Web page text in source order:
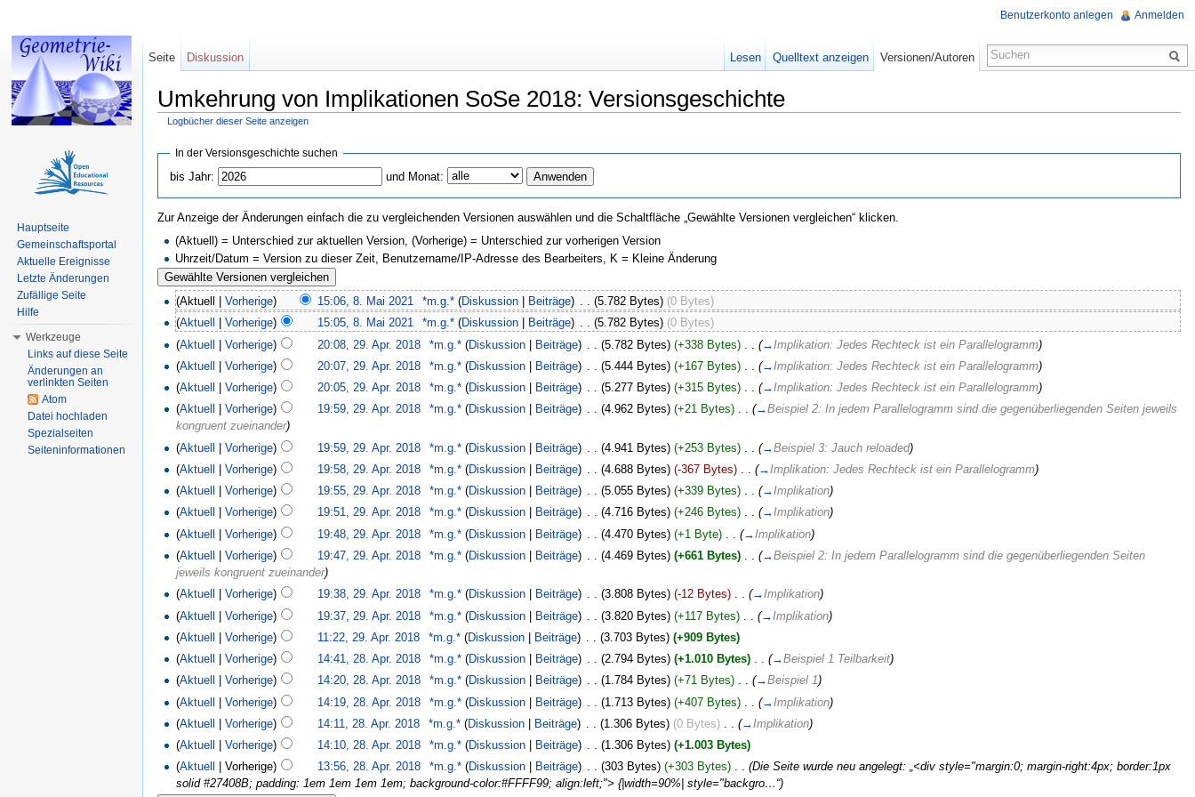
Umkehrung von Implikationen SoSe 2018: Versionsgeschichte
Logbücher dieser Seite anzeigen
In der Versionsgeschichte suchen
bis Jahr: und Monat:
Zur Anzeige der Änderungen einfach die zu vergleichenden Versionen auswählen und die Schaltfläche „Gewählte Versionen vergleichen“ klicken.
(Aktuell) = Unterschied zur aktuellen Version, (Vorherige) = Unterschied zur vorherigen Version
Uhrzeit/Datum = Version zu dieser Zeit, Benutzername/IP-Adresse des Bearbeiters, K = Kleine Änderung
(Aktuell |Vorherige) 15:06, 8. Mai 2021 *m.g.* (Diskussion| Beiträge) . . (5.782 Bytes) (0 Bytes)
(Aktuell |Vorherige) 15:05, 8. Mai 2021 *m.g.* (Diskussion| Beiträge) . . (5.782 Bytes) (0 Bytes)
(Aktuell |Vorherige) 20:08, 29. Apr. 2018 *m.g.* (Diskussion| Beiträge) (5.782 Bytes) (+338 Bytes) (→Implikation: Jedes Rechteck ist ein Parallelogramm)
(Aktuell |Vorherige) 20:07, 29. Apr. 2018 *m.g.* (Diskussion| Beiträge) (5.444 Bytes) (+167 Bytes) (→Implikation: Jedes Rechteck ist ein Parallelogramm)
(Aktuell |Vorherige) 20:05, 29. Apr. 2018 *m.g.* (Diskussion| Beiträge) . . (5.277 Bytes) (+315 Bytes) . . (→Implikation: Jedes Rechteck ist ein Parallelogramm)
(Aktuell |Vorherige) 19:59, 29. Apr. 2018 *m.g.* (Diskussion| Beiträge) . . (4.962 Bytes) (+21 Bytes) . . (→Beispiel 2: In jedem Parallelogramm sind die gegenüberliegenden Seiten jeweils
kongruent zueinander)
(Aktuell |Vorherige) 19:59, 29. Apr. 2018 *m.g.* (Diskussion| Beiträge) (4.941 Bytes) (+253 Bytes) (→Beispiel 3: Jauch reloaded)
(Aktuell |Vorherige) 19:58, 29. Apr. 2018 *m.g.* (Diskussion| Beiträge) (4.688 Bytes) (-367 Bytes) (→Implikation: Jedes Rechteck ist ein Parallelogramm)
(Aktuell |Vorherige) 19:55, 29. Apr. 2018 *m.g.* (Diskussion| Beiträge) . . (5.055 Bytes) (+339 Bytes) . . (→Implikation)
(Aktuell |Vorherige) 19:51, 29. Apr. 2018 *m.g.* (Diskussion| Beiträge) . . (4.716 Bytes) (+246 Bytes) . . (→Implikation)
(Aktuell |Vorherige) 19:48, 29. Apr. 2018 *m.g.* (Diskussion| Beiträge) (4.470 Bytes) (+1 Byte) (→Implikation)
(Aktuell |Vorherige) 19:47, 29. Apr. 2018 *m.g.* (Diskussion| Beiträge) . . (4.469 Bytes) (+661 Bytes) . . (→Beispiel 2: In jedem Parallelogramm sind die gegenüberliegenden Seiten
jeweils kongruent zueinander)
(Aktuell |Vorherige) 19:38, 29. Apr. 2018 *m.g.* (Diskussion| Beiträge) . . (3.808 Bytes) (-12 Bytes) . . (→Implikation)
(Aktuell |Vorherige) 19:37, 29. Apr. 2018 *m.g.* (Diskussion| Beiträge) (3.820 Bytes) (+117 Bytes) (→Implikation)
(Aktuell |Vorherige) 11:22, 29. Apr. 2018 *m.g.* (Diskussion| Beiträge) (3.703 Bytes) (+909 Bytes)
(Aktuell |Vorherige) 14:41, 28. Apr. 2018 *m.g.* (Diskussion| Beiträge) . . (2.794 Bytes) (+1.010 Bytes) . . (→Beispiel 1 Teilbarkeit)
(Aktuell |Vorherige) 14:20, 28. Apr. 2018 *m.g.* (Diskussion| Beiträge) . . (1.784 Bytes) (+71 Bytes) . . (→Beispiel 1)
(Aktuell |Vorherige) 14:19, 28. Apr. 2018 *m.g.* (Diskussion| Beiträge) (1.713 Bytes) (+407 Bytes) (→Implikation)
(Aktuell |Vorherige) 14:11, 28. Apr. 2018 *m.g.* (Diskussion| Beiträge) (1.306 Bytes) (0 Bytes) (→Implikation)
(Aktuell |Vorherige) 14:10, 28. Apr. 2018 *m.g.* (Diskussion| Beiträge) . . (1.306 Bytes) (+1.003 Bytes)
(Aktuell | Vorherige) 13:56, 28. Apr. 2018 *m.g.* (Diskussion| Beiträge) . . (303 Bytes) (+303 Bytes) . . (Die Seite wurde neu angelegt: „<div style="margin:0; margin-right:4px; border:1px
solid #27408B; padding: 1em 1em 1em 1em; background-color:#FFFF99; align:left;"> {|width=90%| style="backgro…“)
Benutzerkonto anlegen Anmelden
Seite Diskussion Lesen Quelltext anzeigen Versionen/Autoren
Hauptseite
Gemeinschaftsportal
Aktuelle Ereignisse
Letzte Änderungen
Zufällige Seite
Hilfe
Werkzeuge
Links auf diese Seite
Änderungen an
verlinkten Seiten
Atom
Datei hochladen
Spezialseiten
Seiteninformationen